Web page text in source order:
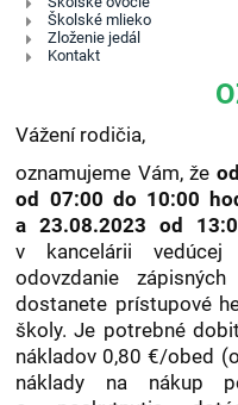
Školské mlieko
Zloženie jedál
Kontakt
Vážení rodičia,
oznamujeme Vám, že
od 07:00 do 10:00
a 23.08.2023 od
v kancelárii
odovzdanie
dostanete prístupové
školy. Je potrebné
nákladov 0,80 €/obed
náklady na nákup